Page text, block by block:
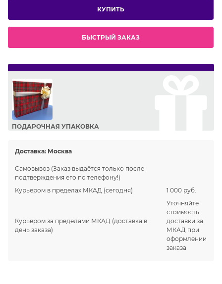
КУПИТЬ
БЫСТРЫЙ ЗАКАЗ
ПОДАРОЧНАЯ УПАКОВКА
Доставка: Москва
Самовывоз (Заказ выдаётся только после
подтверждения его по телефону!)
Курьером в пределах МКАД (сегодня) 1 000 руб.
Курьером за пределами МКАД (доставка в
день заказа)
Уточняйте
стоимость
доставки за
МКАД при
оформлении
заказа